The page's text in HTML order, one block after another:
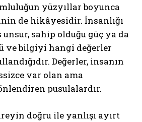
yüzyıllar boyunca
de hikâyesidir. İnsanlığı
sahip olduğu güç ya da
ve bilgiyi hangi değerler
Değerler, insanın
var olan ama
pusulalardır.
doğru ile yanlışı ayırt